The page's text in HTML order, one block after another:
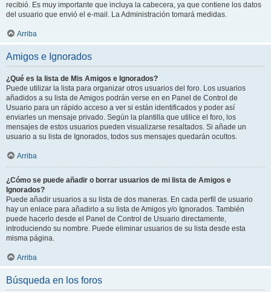
recibió. Es muy importante que incluya la cabecera, ya que contiene los datos
del usuario que envió el e-mail. La Administración tomará medidas.
Arriba
Amigos e Ignorados
¿Qué es la lista de Mis Amigos e Ignorados?
Puede utilizar la lista para organizar otros usuarios del foro. Los usuarios
añadidos a su lista de Amigos podrán verse en en Panel de Control de
Usuario para un rápido acceso a ver si están identificados y poder así
enviarles un mensaje privado. Según la plantilla que utilice el foro, los
mensajes de estos usuarios pueden visualizarse resaltados. Si añade un
usuario a su lista de Ignorados, todos sus mensajes quedarán ocultos.
Arriba
¿Cómo se puede añadir o borrar usuarios de mi lista de Amigos e
Ignorados?
Puede añadir usuarios a su lista de dos maneras. En cada perfil de usuario
hay un enlace para añadirlo a su lista de Amigos y/o Ignorados. También
puede hacerlo desde el Panel de Control de Usuario directamente,
introduciendo su nombre. Puede eliminar usuarios de su lista desde esta
misma página.
Arriba
Búsqueda en los foros